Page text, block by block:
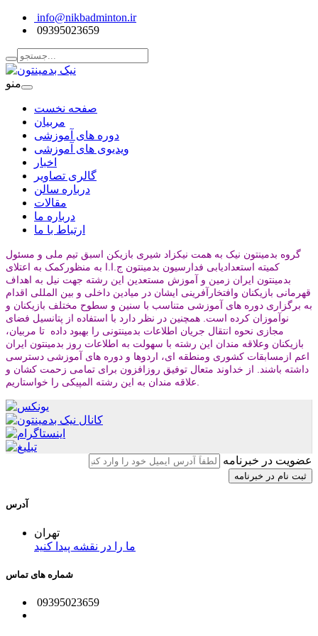
info@nikbadminton.ir
09395023659
منو
صفحه نخست
مربیان
دوره های آموزشی
ویدیوی های آموزشی
اخبار
گالری تصاویر
درباره سالن
مقالات
درباره ما
ارتباط با ما
گروه بدمینتون نیک به همت نیکزاد شیری بازیکن اسبق تیم ملی و مسئول
کمیته استعدادیابی فدارسیون بدمینتون ج.ا.ا به منظورکمک به اعتلای
بدمینتون ایران زمین و آموزش مستعدین این رشته جهت نیل به اهداف
قهرمانی بازیکنان وافتخارآفرینی ایشان در میادین داخلی و بین المللی اقدام
به برگزاری دوره های آموزشی متناسب با سنین و سطوح مختلف بازیکنان و
نوآموزان کرده است. همچنین در نظر دارد با استفاده از پتانسیل فضای
مجازی نحوه انتقال جریان اطلاعات بدمینتونی را بهبود داده تا مربیان،
بازیکنان وعلاقه مندان این رشته با سهولت به اطلاعات روز بدمینتون ایران
اعم ازمسابقات کشوری ومنطقه ای، اردوها و دوره های آموزشی دسترسی
داشته باشند. از خداوند متعال توفیق روزافزون برای تمامی زحمت کشان و
علاقه مندان به این رشته المپیکی را خواستاریم
عضویت در خبرنامه
آدرس
تهران
ما را در نقشه پیدا کنید
شماره های تماس
09395023659